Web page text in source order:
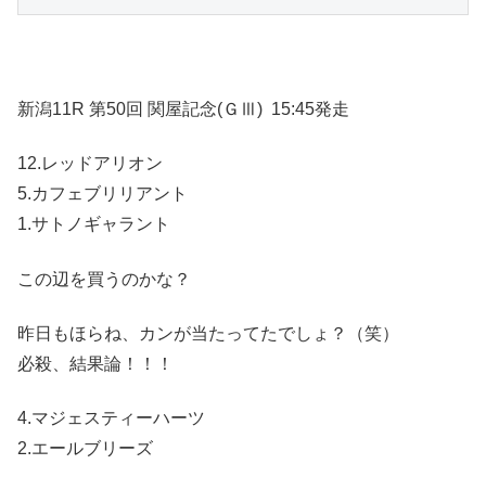
新潟11R 第50回 関屋記念(ＧⅢ) 15:45発走
12.レッドアリオン
5.カフェブリリアント
1.サトノギャラント
この辺を買うのかな？
昨日もほらね、カンが当たってたでしょ？（笑）
必殺、結果論！！！
4.マジェスティーハーツ
2.エールブリーズ